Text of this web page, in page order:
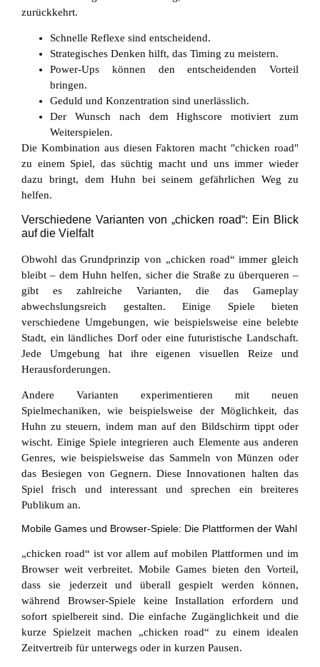
zurückkehrt.
Schnelle Reflexe sind entscheidend.
Strategisches Denken hilft, das Timing zu meistern.
Power-Ups können den entscheidenden Vorteil
bringen.
Geduld und Konzentration sind unerlässlich.
Der Wunsch nach dem Highscore motiviert zum
Weiterspielen.
Die Kombination aus diesen Faktoren macht "chicken road"
zu einem Spiel, das süchtig macht und uns immer wieder
dazu bringt, dem Huhn bei seinem gefährlichen Weg zu
helfen.
Verschiedene Varianten von „chicken road“: Ein Blick
auf die Vielfalt
Obwohl das Grundprinzip von „chicken road“ immer gleich
bleibt – dem Huhn helfen, sicher die Straße zu überqueren –
gibt es zahlreiche Varianten, die das Gameplay
abwechslungsreich gestalten. Einige Spiele bieten
verschiedene Umgebungen, wie beispielsweise eine belebte
Stadt, ein ländliches Dorf oder eine futuristische Landschaft.
Jede Umgebung hat ihre eigenen visuellen Reize und
Herausforderungen.
Andere Varianten experimentieren mit neuen
Spielmechaniken, wie beispielsweise der Möglichkeit, das
Huhn zu steuern, indem man auf den Bildschirm tippt oder
wischt. Einige Spiele integrieren auch Elemente aus anderen
Genres, wie beispielsweise das Sammeln von Münzen oder
das Besiegen von Gegnern. Diese Innovationen halten das
Spiel frisch und interessant und sprechen ein breiteres
Publikum an.
Mobile Games und Browser-Spiele: Die Plattformen der Wahl
„chicken road“ ist vor allem auf mobilen Plattformen und im
Browser weit verbreitet. Mobile Games bieten den Vorteil,
dass sie jederzeit und überall gespielt werden können,
während Browser-Spiele keine Installation erfordern und
sofort spielbereit sind. Die einfache Zugänglichkeit und die
kurze Spielzeit machen „chicken road“ zu einem idealen
Zeitvertreib für unterwegs oder in kurzen Pausen.